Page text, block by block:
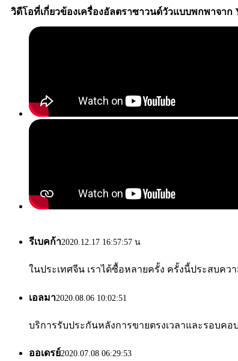
วิดีโอที่เกี่ยวข้องเครื่องอัลตราซาวนด์วัวแบบพกพาจาก
รีเบคก้า2020.12.17 16:57:57 น
ในประเทศจีน เราได้ซื้อหลายครั้ง ครั้งนี้ประสบค
เอลมา2020.08.06 10:02:51
บริการรับประกันหลังการขายตรงเวลาและรอบค
ออเดรย์2020.07.08 06:29:53